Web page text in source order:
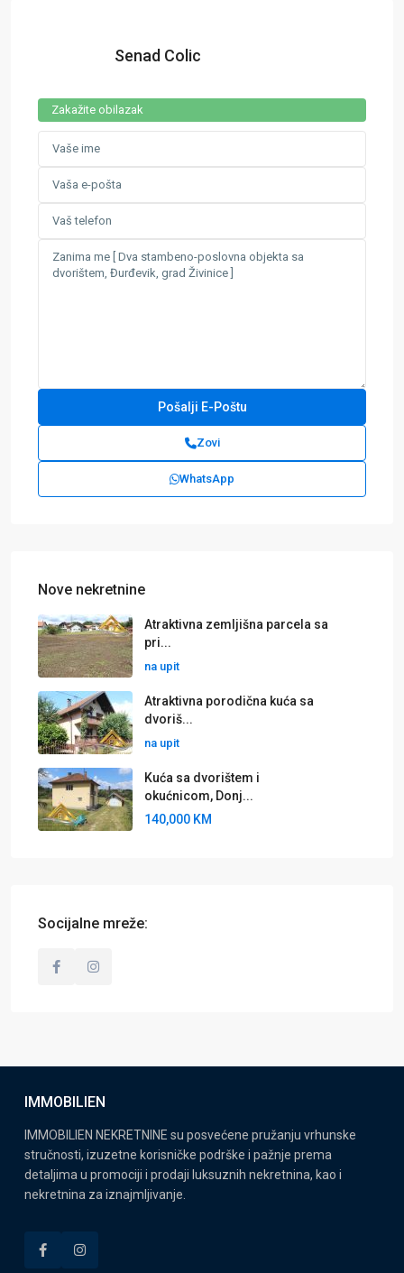
Senad Colic
Zakažite obilazak
Zovi
WhatsApp
Nove nekretnine
Atraktivna zemljišna parcela sa
pri...
na upit
Atraktivna porodična kuća sa
dvoriš...
na upit
Kuća sa dvorištem i
okućnicom, Donj...
140,000 KM
Socijalne mreže:
IMMOBILIEN
IMMOBILIEN NEKRETNINE su posvećene pružanju vrhunske
stručnosti, izuzetne korisničke podrške i pažnje prema
detaljima u promociji i prodaji luksuznih nekretnina, kao i
nekretnina za iznajmljivanje.